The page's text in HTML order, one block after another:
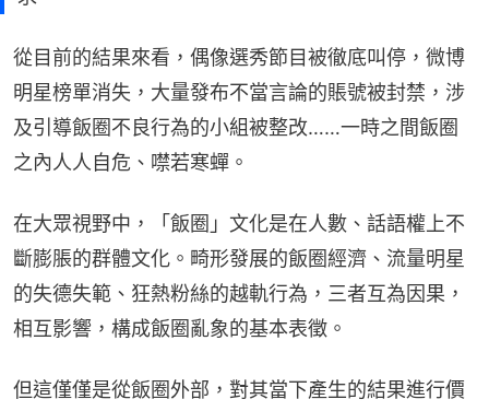
從目前的結果來看，偶像選秀節目被徹底叫停，微博
明星榜單消失，大量發布不當言論的賬號被封禁，涉
及引導飯圈不良行為的小組被整改……一時之間飯圈
之內人人自危、噤若寒蟬。
在大眾視野中，「飯圈」文化是在人數、話語權上不
斷膨脹的群體文化。畸形發展的飯圈經濟、流量明星
的失德失範、狂熱粉絲的越軌行為，三者互為因果，
相互影響，構成飯圈亂象的基本表徵。
但這僅僅是從飯圈外部，對其當下產生的結果進行價